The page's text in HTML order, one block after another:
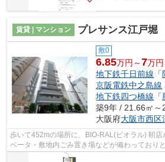
賃貸 | マンション プレサンス江戸堀
敷0
6.85万円～7万円
地下鉄千日前線 「
京阪電鉄中之島線
地下鉄四つ橋線 「
築9年 / 21.66㎡～
大阪府大阪市西区
歩いて452mの場所に、BIO-RAL(ビオラル) 靭
ベータ・敷地内ごみ置き場などが備わっており
着いた街並みにフィットする外観タイ...